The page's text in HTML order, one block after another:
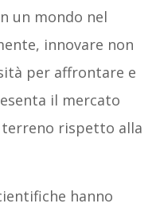
un mondo nel
innovare non
per affrontare e
il mercato
rispetto alla
hanno